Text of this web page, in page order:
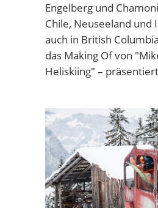
Engelberg und
Chile, Neuseeland und
auch in British
das Making Of von
Heliskiing" – präsentiert